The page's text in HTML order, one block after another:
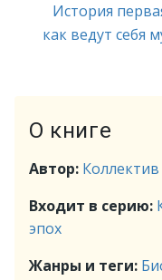
История
как ведут себя
О книге
Автор:
Входит в серию:
эпох
Жанры и теги: